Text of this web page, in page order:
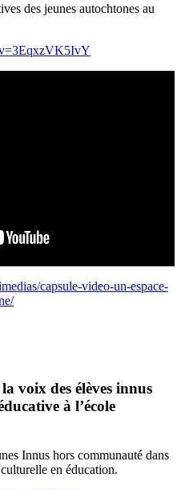
des jeunes autochtones au
capsule-video-un-espace-
voix des élèves innus
à l’école
Innus hors communauté dans
en éducation.